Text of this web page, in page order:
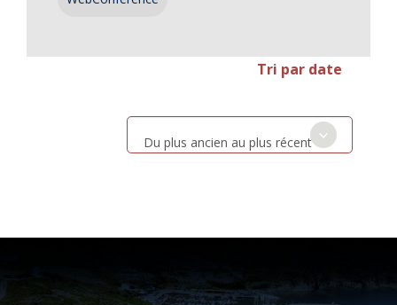
Tri par date
Du plus ancien au plus récent